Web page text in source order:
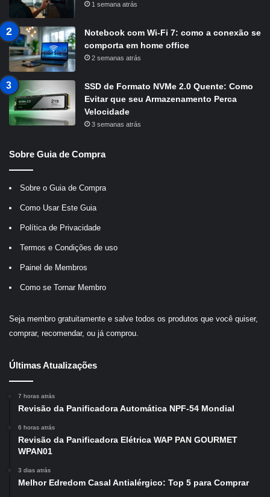
1 semana atrás
Notebook com Wi-Fi 7: como a conexão se
comporta em home office
2 semanas atrás
SSD de Formato NVMe 2.0 Quente: Como
Evitar que seu Armazenamento Perca
Velocidade
3 semanas atrás
Sobre Guia de Compra
Sobre o Guia de Compra
Como Usar Este Guia
Política de Privacidade
Termos e Condições de uso
Painel de Membros
Como se Tornar Membro
Seja membro gratuitamente e salve todos os produtos que você quiser,
comprar, recomendar, ou já comprou.
Últimas Atualizações
7 horas atrás
Revisão da Panificadora Automática NPF-54 Mondial
6 horas atrás
Revisão da Panificadora Elétrica WAP PAN GOURMET
WPAN01
3 dias atrás
Melhor Edredom Casal Antialérgico: Top 5 para Comprar